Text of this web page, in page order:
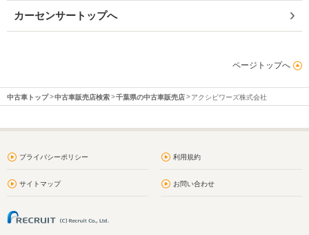
カーセンサートップへ
ページトップへ
中古車トップ 中古車販売店検索 千葉県の中古車販売店 アクシビワーズ株式会社
プライバシーポリシー 利用規約
サイトマップ お問い合わせ